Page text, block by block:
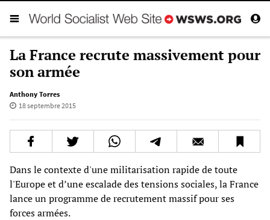
La France recrute massivement pour
son armée
Anthony Torres
18 septembre 2015
Dans le contexte d'une militarisation rapide de toute
l'Europe et d’une escalade des tensions sociales, la France
lance un programme de recrutement massif pour ses
forces armées.